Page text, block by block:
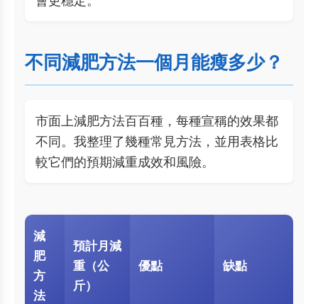
不同減肥方法一個月能瘦多少？
市面上減肥方法百百種，每種宣稱的效果都
不同。我整理了幾種常見方法，並用表格比
較它們的預期減重成效和風險。
減
肥
方
法
預計月減
重（公
斤）
優點 缺點